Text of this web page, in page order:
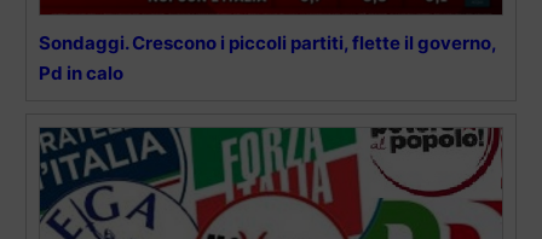
Sondaggi. Crescono i piccoli partiti, flette il governo,
Pd in calo